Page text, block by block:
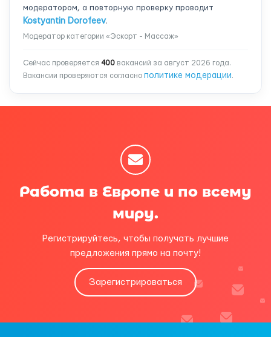
модератором, а повторную проверку проводит
Kostyantin Dorofeev.
Модератор категории «Эскорт - Массаж»
Сейчас проверяется 400 вакансий за август 2026 года.
Вакансии проверяются согласно политике модерации.
Работа в Европе и по всему
миру.
Регистрируйтесь, чтобы получать лучшие
предложения прямо на почту!
Зарегистрироваться